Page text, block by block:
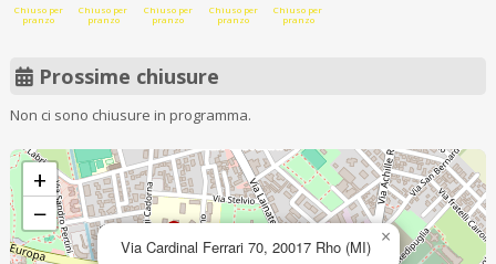
Chiuso per
pranzo
Chiuso per
pranzo
Chiuso per
pranzo
Chiuso per
pranzo
Chiuso per
pranzo
Prossime chiusure
Non ci sono chiusure in programma.
Via Cardinal Ferrari 70, 20017 Rho (MI) ×
+
−